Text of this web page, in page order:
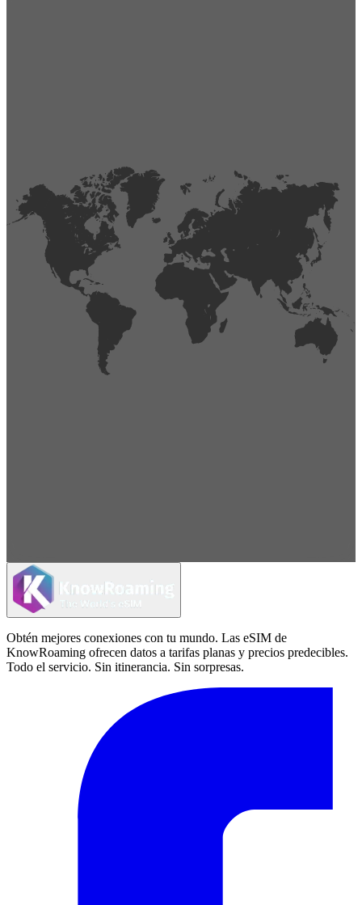
404Página no encontrada,
La página que buscas no existe o se ha cambiado de lugar.
Comprueba la URL e inténtalo de nuevo.
Ir a la página de inicio
Obtener soporte técnico
Obtén mejores conexiones con tu mundo. Las eSIM de
KnowRoaming ofrecen datos a tarifas planas y precios predecibles.
Todo el servicio. Sin itinerancia. Sin sorpresas.